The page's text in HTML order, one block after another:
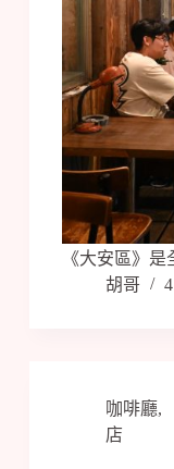
《大安區》
胡哥
咖啡廳,
店